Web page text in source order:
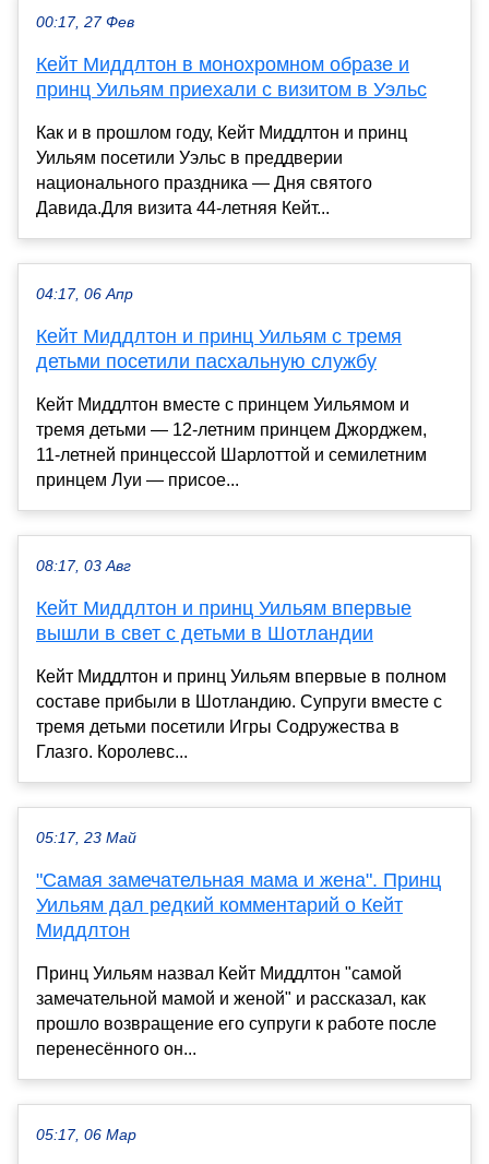
00:17, 27 Фев
Кейт Миддлтон в монохромном образе и
принц Уильям приехали с визитом в Уэльс
Как и в прошлом году, Кейт Миддлтон и принц
Уильям посетили Уэльс в преддверии
национального праздника — Дня святого
Давида.Для визита 44-летняя Кейт...
04:17, 06 Апр
Кейт Миддлтон и принц Уильям с тремя
детьми посетили пасхальную службу
Кейт Миддлтон вместе с принцем Уильямом и
тремя детьми — 12-летним принцем Джорджем,
11-летней принцессой Шарлоттой и семилетним
принцем Луи — присое...
08:17, 03 Авг
Кейт Миддлтон и принц Уильям впервые
вышли в свет с детьми в Шотландии
Кейт Миддлтон и принц Уильям впервые в полном
составе прибыли в Шотландию. Супруги вместе с
тремя детьми посетили Игры Содружества в
Глазго. Королевс...
05:17, 23 Май
"Самая замечательная мама и жена". Принц
Уильям дал редкий комментарий о Кейт
Миддлтон
Принц Уильям назвал Кейт Миддлтон "самой
замечательной мамой и женой" и рассказал, как
прошло возвращение его супруги к работе после
перенесённого он...
05:17, 06 Мар